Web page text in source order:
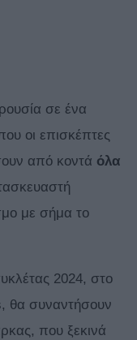
σε ένα
οι επισκέπτες
από κοντά όλα
με σήμα το
2024, στο
θα συναντήσουν
που ξεκινά